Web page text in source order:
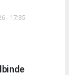
- 17:35